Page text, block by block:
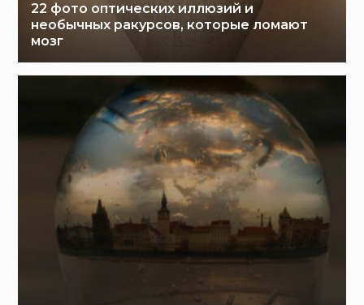
22 фото оптических иллюзий и
необычных ракурсов, которые ломают
мозг